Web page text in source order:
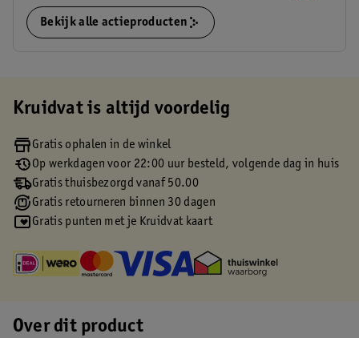
Bekijk alle actieproducten
Kruidvat is altijd voordelig
Gratis ophalen in de winkel
Op werkdagen voor 22:00 uur besteld, volgende dag in huis
Gratis thuisbezorgd vanaf 50.00
Gratis retourneren binnen 30 dagen
Gratis punten met je Kruidvat kaart
Over dit product